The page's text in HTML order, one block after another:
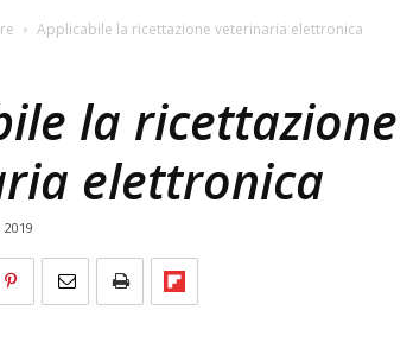
Applicabile la ricettazione veterinaria elettronica
la ricettazione
elettronica